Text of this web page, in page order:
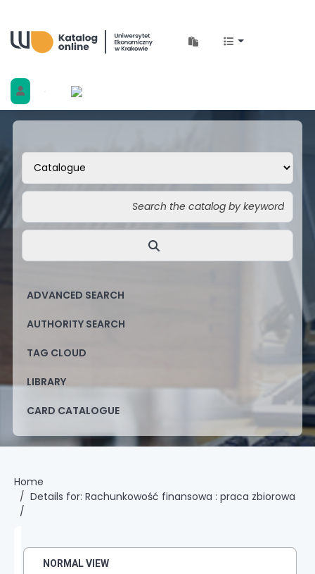
Biblioteka Uniwersytetu Ekonomicznego w
ADVANCED SEARCH
AUTHORITY SEARCH
TAG CLOUD
LIBRARY
CARD CATALOGUE
Home
Details for: Rachunkowość finansowa : praca zbiorowa
/
NORMAL VIEW